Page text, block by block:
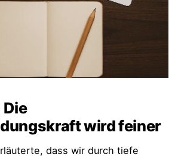
wird feiner
dass wir durch tiefe